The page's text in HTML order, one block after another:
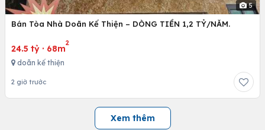
5
Bán Tòa Nhà Doãn Kế Thiện – DÒNG TIỀN 1,2 TỶ/NĂM.
24.5 tỷ · 68m
2
doãn kế thiện
2 giờ trước
Xem thêm